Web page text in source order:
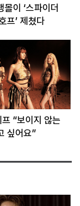
몰이 ‘스파이더
프’ 제쳤다
“보이지 않는
싶어요”